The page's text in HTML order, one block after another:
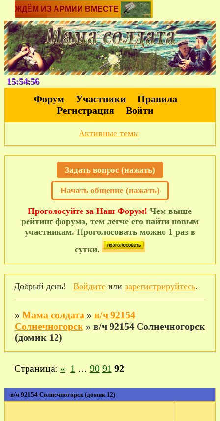
ЖДЁМ ИЗ АРМИИ ВМЕСТЕ
15:54:57
Форум Участники
Правила
Регистрация
Войти
Активные темы
Задать вопрос (нажать)
Начать общение (нажать)
Проголосуйте за Наш Форум! Чем выше
рейтинг форума, тем легче его найти новым
участникам. Проголосовать можно 1 раз в
сутки.
Добрый день! Войдитеили зарегистрируйтесь.
» Мама солдата » в/ч 92154
Солнечногорск » в/ч 92154 Солнечногорск
(домик 12)
в/ч 92154 Солнечногорск (домик 12)
Страница: « 1 … 90 91 92